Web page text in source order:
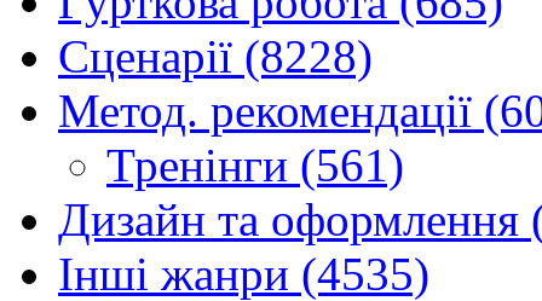
Сценарії (8228)
Метод. рекомендації
Тренінги (561)
Дизайн та оформлення
Інші жанри (4535)